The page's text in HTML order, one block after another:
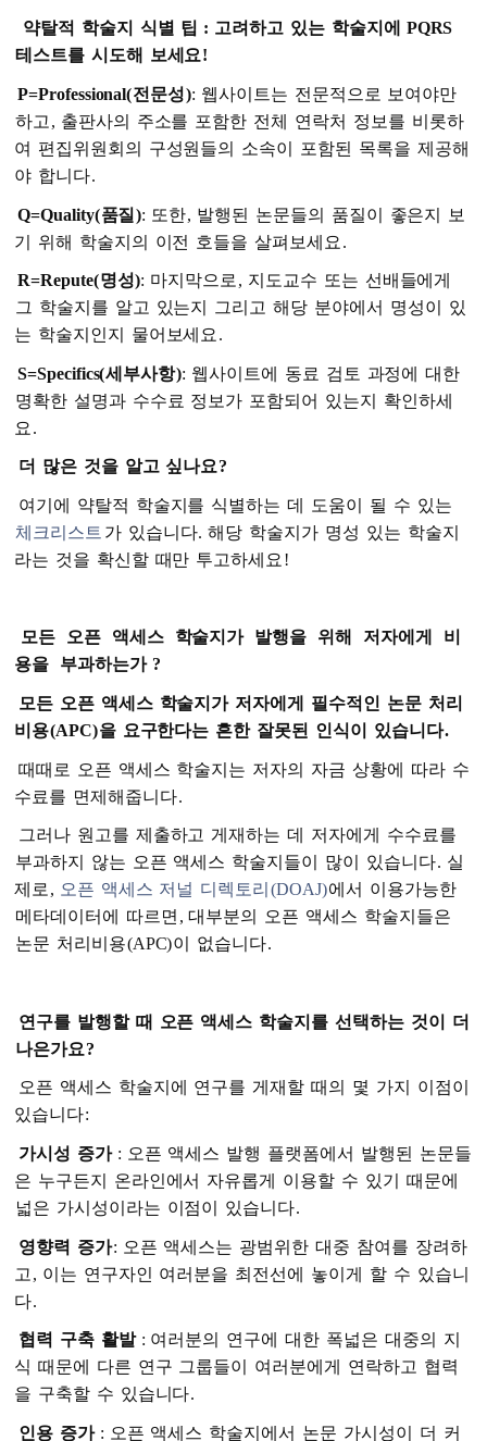
약탈적 학술지 식별 팁 : 고려하고 있는 학술지에
PQRS
테스트를 시도해 보세요 !
P=Professional(전문성): 웹사이트는 전문적으로 보여야만
하고 , 출판사의 주소를 포함한 전체 연락처 정보를 비롯하
여 편집위원회의 구성원들의 소속이 포함된 목록을 제공해
야 합니다.
Q=Quality(품질 ): 또한, 발행된 논문들의 품질이 좋은지
보
기
위해 학술지의 이전 호들을 살펴보세요 .
R=Repute(명성): 마지막으로 , 지도교수 또는 선배들에게
그 학술지를 알고 있는지 그리고 해당 분야에서 명성이
있
는 학술지인지 물어보세요 .
S=Specifics(세부사항): 웹사이트에 동료 검토 과정에
대한
명확한 설명과 수수료 정보가 포함되어 있는지
확인하세
요 .
더 많은 것을 알고 싶나요?
여기에 약탈적 학술지를 식별하는 데 도움이 될 수 있는
체크리스트 가 있습니다. 해당 학술지가 명성 있는 학술지
라는 것을 확신할 때만 투고하세요 !
모든 오픈 액세스 학술지가 발행을 위해 저자에게
비
용을
부과하는가 ?
모든 오픈 액세스 학술지가 저자에게 필수적인 논문 처리
비용(APC)을 요구한다는 흔한 잘못된 인식이 있습니다.
때때로 오픈 액세스 학술지는 저자의 자금 상황에 따라 수
수료를 면제해줍니다.
그러나 원고를 제출하고 게재하는 데 저자에게
수수료를
부과하지
않는 오픈 액세스 학술지들이 많이 있습니다. 실
제로, 오픈 액세스 저널 디렉토리 (DOAJ)에서 이용가능한
메타데이터에
따르면 , 대부분의 오픈 액세스 학술지들은
논문 처리비용(APC)이 없습니다.
연구를 발행할 때 오픈 액세스 학술지를 선택하는 것이
더
나은가요 ?
오픈 액세스 학술지에 연구를 게재할 때의 몇 가지
이점이
있습니다:
가시성 증가 : 오픈 액세스 발행 플랫폼에서 발행된
논문들
은 누구든지 온라인에서 자유롭게 이용할 수 있기
때문에
넓은 가시성이라는 이점이 있습니다.
영향력 증가: 오픈 액세스는 광범위한 대중 참여를 장려하
고 , 이는 연구자인 여러분을 최전선에 놓이게 할 수 있습니
다.
협력 구축 활발 : 여러분의 연구에 대한 폭넓은 대중의
지
식 때문에 다른 연구 그룹들이 여러분에게 연락하고 협력
을 구축할 수 있습니다.
인용 증가 : 오픈 액세스 학술지에서 논문 가시성이 더 커